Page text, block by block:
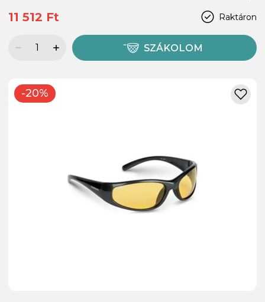
Raktáron
11 512 Ft
SZÁKOLOM
-20%